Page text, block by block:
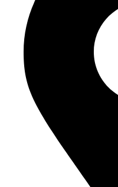
кондиционирования
Восстановление
аккумулятора Volvo
Установка и настройка
для Вольво
Замена датчика
Замена замка
Настройка и ремонт
Ремонт или замена
Ремонт или замена